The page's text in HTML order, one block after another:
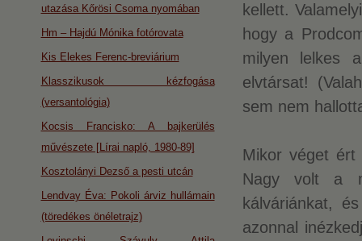
kellett.
hogy a
milyen lelkes
elvtársat!
sem nem
Mikor véget
Nagy volt a
kálváriánkat,
azonnal
utazása Kőrösi Csoma nyomában
Hm – Hajdú Mónika fotórovata
Kis Elekes Ferenc-breviárium
Klasszikusok kézfogása
(versantológia)
Kocsis Francisko: A bajkerülés
művészete [Lírai napló, 1980-89]
Kosztolányi Dezső a pesti utcán
Lendvay Éva: Pokoli árviz hullámain
(töredékes önéletrajz)